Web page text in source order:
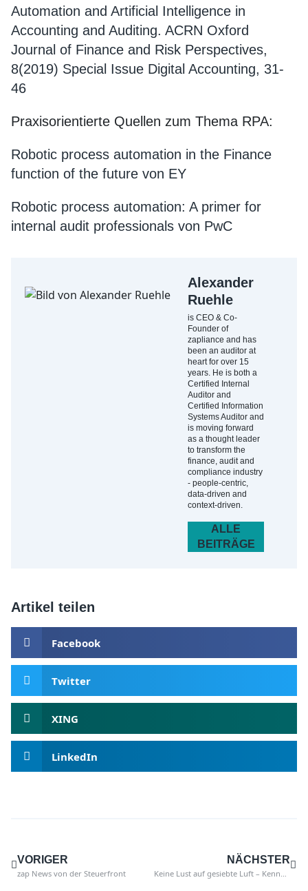
Automation and Artificial Intelligence in
Accounting and Auditing. ACRN Oxford
Journal of Finance and Risk Perspectives,
8(2019) Special Issue Digital Accounting, 31-
46
Praxisorientierte Quellen zum Thema RPA:
Robotic process automation in the Finance
function of the future von EY
Robotic process automation: A primer for
internal audit professionals von PwC
Alexander
Ruehle
is CEO & Co-
Founder of
zapliance and has
been an auditor at
heart for over 15
years. He is both a
Certified Internal
Auditor and
Certified Information
Systems Auditor and
is moving forward
as a thought leader
to transform the
finance, audit and
compliance industry
- people-centric,
data-driven and
context-driven.
ALLE
BEITRÄGE
Artikel teilen
Facebook
Twitter
XING
LinkedIn
VORIGER
zap News von der Steuerfront
NÄCHSTER
Keine Lust auf gesiebte Luft – Kennen sie Ihre Lieferschwellen in SAP